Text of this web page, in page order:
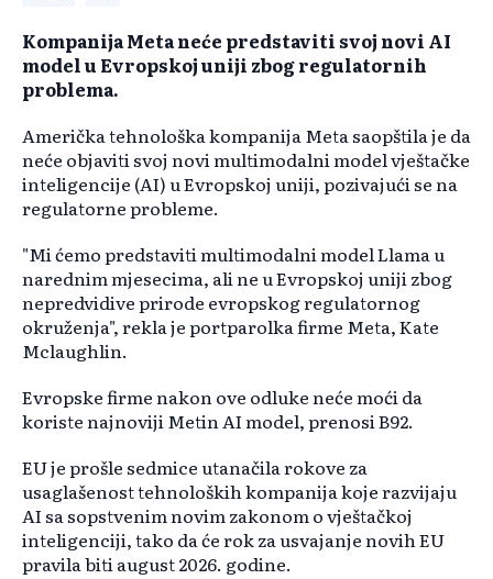
​Kompanija Meta neće predstaviti svoj novi AI
model u Evropskoj uniji zbog regulatornih
problema.
Američka tehnološka kompanija Meta saopštila je da
neće objaviti svoj novi multimodalni model vještačke
inteligencije (AI) u Evropskoj uniji, pozivajući se na
regulatorne probleme.
"Mi ćemo predstaviti multimodalni model Llama u
narednim mjesecima, ali ne u Evropskoj uniji zbog
nepredvidive prirode evropskog regulatornog
okruženja", rekla je portparolka firme Meta, Kate
Mclaughlin.
Evropske firme nakon ove odluke neće moći da
koriste najnoviji Metin AI model, prenosi B92.
EU je prošle sedmice utanačila rokove za
usaglašenost tehnoloških kompanija koje razvijaju
AI sa sopstvenim novim zakonom o vještačkoj
inteligenciji, tako da će rok za usvajanje novih EU
pravila biti august 2026. godine.